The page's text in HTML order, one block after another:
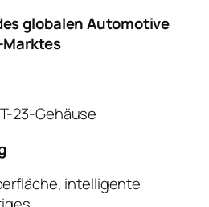
globalen Automotive
23-Gehäuse
intelligente